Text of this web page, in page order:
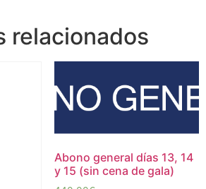
relacionados
Abono general días 13, 14
y 15 (sin cena de gala)